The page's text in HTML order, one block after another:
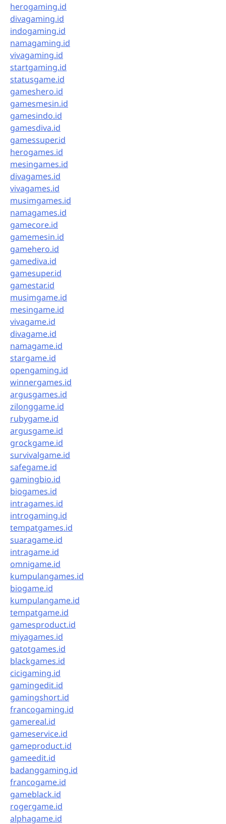
herogaming.id
divagaming.id
indogaming.id
namagaming.id
vivagaming.id
startgaming.id
statusgame.id
gameshero.id
gamesmesin.id
gamesindo.id
gamesdiva.id
gamessuper.id
herogames.id
mesingames.id
divagames.id
vivagames.id
musimgames.id
namagames.id
gamecore.id
gamemesin.id
gamehero.id
gamediva.id
gamesuper.id
gamestar.id
musimgame.id
mesingame.id
vivagame.id
divagame.id
namagame.id
stargame.id
opengaming.id
winnergames.id
argusgames.id
zilonggame.id
rubygame.id
argusgame.id
grockgame.id
survivalgame.id
safegame.id
gamingbio.id
biogames.id
intragames.id
introgaming.id
tempatgames.id
suaragame.id
intragame.id
omnigame.id
kumpulangames.id
biogame.id
kumpulangame.id
tempatgame.id
gamesproduct.id
miyagames.id
gatotgames.id
blackgames.id
cicigaming.id
gamingedit.id
gamingshort.id
francogaming.id
gamereal.id
gameservice.id
gameproduct.id
gameedit.id
badanggaming.id
francogame.id
gameblack.id
rogergame.id
alphagame.id